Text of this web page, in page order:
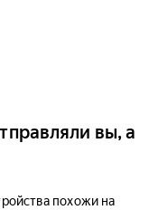
вы, а
похожи на